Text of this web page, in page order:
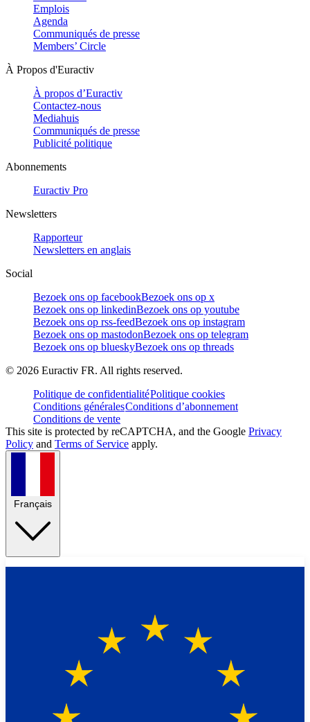
Emplois
Agenda
Communiqués de presse
Members’ Circle
À Propos d'Euractiv
À propos d’Euractiv
Contactez-nous
Mediahuis
Communiqués de presse
Publicité politique
Abonnements
Euractiv Pro
Newsletters
Rapporteur
Newsletters en anglais
Social
Bezoek ons op facebookBezoek ons op x
Bezoek ons op linkedinBezoek ons op youtube
Bezoek ons op rss-feedBezoek ons op instagram
Bezoek ons op mastodonBezoek ons op telegram
Bezoek ons op blueskyBezoek ons op threads
© 2026 Euractiv FR. All rights reserved.
Politique de confidentialitéPolitique cookies
Conditions généralesConditions d’abonnement
Conditions de vente
This site is protected by reCAPTCHA, and the Google Privacy
Policy and Terms of Service apply.
Français